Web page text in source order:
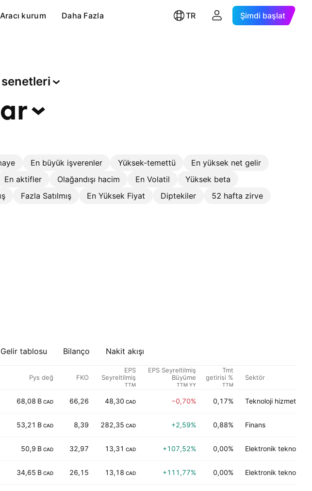
Aracı kurum Daha Fazla TR Şimdi başlat
senetleri
En büyük işverenler Yüksek-temettü
En yüksek net gelir
En aktifler Olağandışı hacim En Volatil
Yüksek beta
Fazla Satılmış En Yüksek Fiyat Diptekiler
52 hafta zirve
Gelir tablosu Bilanço Nakit akışı
Pys değ FKO
EPS
Seyreltilmiş
TTM
EPS Seyreltilmiş
Büyüme
TTM YY
Tmt
getirisi %
TTM
Sektör
68,08 B CAD 66,26 48,30 CAD −0,70% 0,17% Teknoloji hizmetleri
53,21 B CAD 8,39 282,35 CAD +2,59% 0,88% Finans
50,9 B CAD 32,97 13,31 CAD +107,52% 0,00% Elektronik teknoloji
34,65 B CAD 26,15 13,18 CAD +111,77% 0,00% Elektronik teknoloji